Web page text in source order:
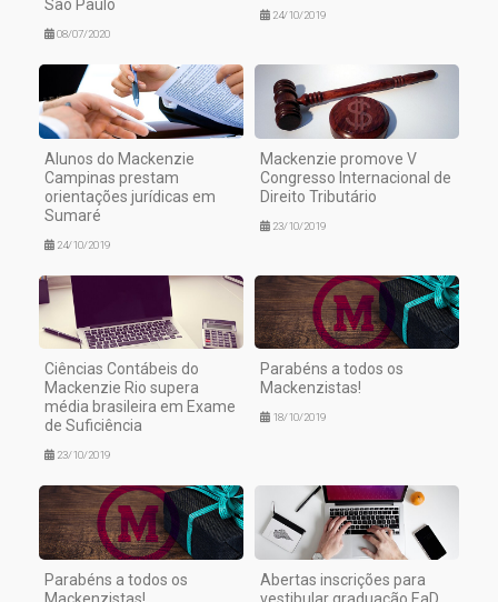
São Paulo
08/07/2020
24/10/2019
Alunos do Mackenzie
Campinas prestam
orientações jurídicas em
Sumaré
24/10/2019
Mackenzie promove V
Congresso Internacional de
Direito Tributário
23/10/2019
Ciências Contábeis do
Mackenzie Rio supera
média brasileira em Exame
de Suficiência
23/10/2019
Parabéns a todos os
Mackenzistas!
18/10/2019
Parabéns a todos os
Abertas inscrições para